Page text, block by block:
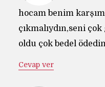
hocam benim
çıkmalıydın,seni
oldu çok bedel
Cevap ver